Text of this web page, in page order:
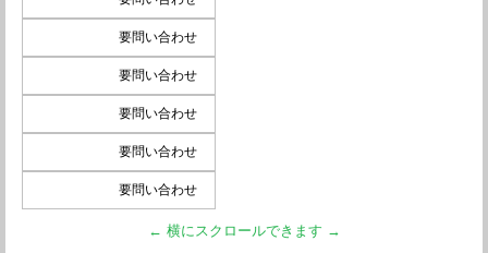
要問い合わせ
要問い合わせ
要問い合わせ
要問い合わせ
要問い合わせ